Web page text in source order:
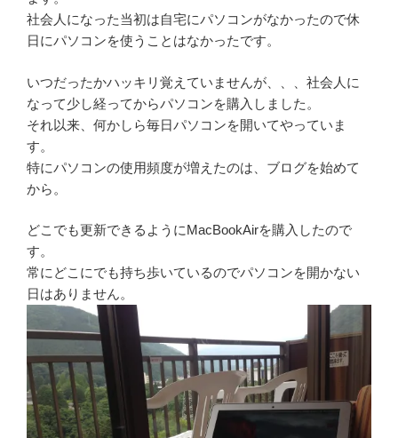
社会人になった当初は自宅にパソコンがなかったので休
日にパソコンを使うことはなかったです。
いつだったかハッキリ覚えていませんが、、、社会人に
なって少し経ってからパソコンを購入しました。
それ以来、何かしら毎日パソコンを開いてやっていま
す。
特にパソコンの使用頻度が増えたのは、ブログを始めて
から。
どこでも更新できるようにMacBookAirを購入したので
す。
常にどこにでも持ち歩いているのでパソコンを開かない
日はありません。